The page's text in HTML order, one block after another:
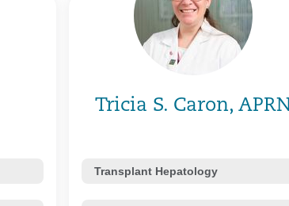
Tricia S. Caron, APRN
Transplant Hepatology